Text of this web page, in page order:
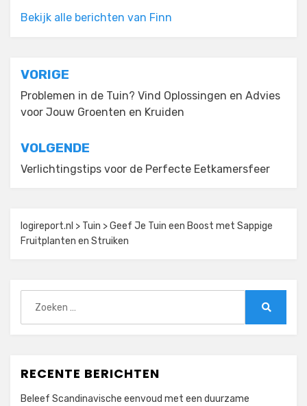
Bekijk alle berichten van Finn
Bericht
navigatie
VORIGE
Problemen in de Tuin? Vind Oplossingen en Advies
voor Jouw Groenten en Kruiden
VOLGENDE
Verlichtingstips voor de Perfecte Eetkamersfeer
logireport.nl > Tuin >Geef Je Tuin een Boost met Sappige
Fruitplanten en Struiken
naar:
RECENTE BERICHTEN
Beleef Scandinavische eenvoud met een duurzame